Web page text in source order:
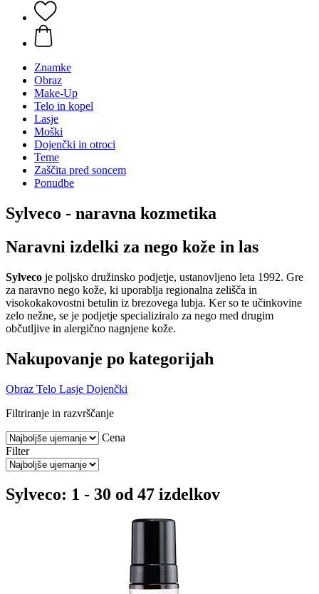
Znamke
Obraz
Make-Up
Telo in kopel
Lasje
Moški
Dojenčki in otroci
Teme
Zaščita pred soncem
Ponudbe
Sylveco - naravna kozmetika
Naravni izdelki za nego kože in las
Sylveco je poljsko družinsko podjetje, ustanovljeno leta 1992. Gre
za naravno nego kože, ki uporablja regionalna zelišča in
visokokakovostni betulin iz brezovega lubja. Ker so te učinkovine
zelo nežne, se je podjetje specializiralo za nego med drugim
občutljive in alergično nagnjene kože.
Nakupovanje po kategorijah
Obraz Telo Lasje Dojenčki
Filtriranje in razvrščanje
Cena
Filter
Sylveco: 1 - 30 od 47 izdelkov